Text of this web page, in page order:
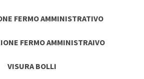
FERMO AMMINISTRATIVO
FERMO AMMINISTRAIVO
VISURA BOLLI